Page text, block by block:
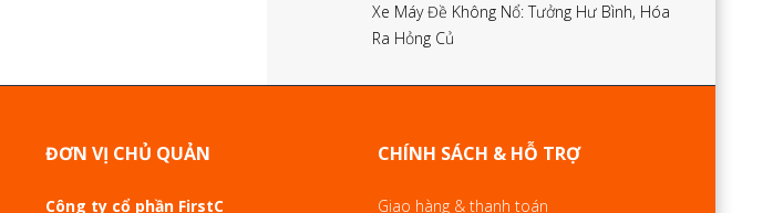
Xe Máy Đề Không Nổ: Tưởng Hư Bình, Hóa
Ra Hỏng Củ
ĐƠN VỊ CHỦ QUẢN
Công ty cổ phần FirstC
CHÍNH SÁCH & HỖ TRỢ
Giao hàng & thanh toán